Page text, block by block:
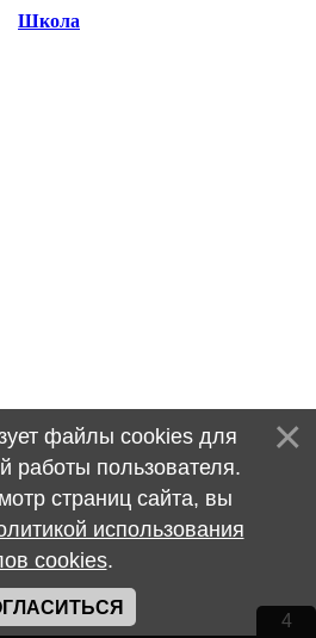
Школа
файлы cookies для
работы пользователя.
страниц сайта, вы
использования
cookies.
4